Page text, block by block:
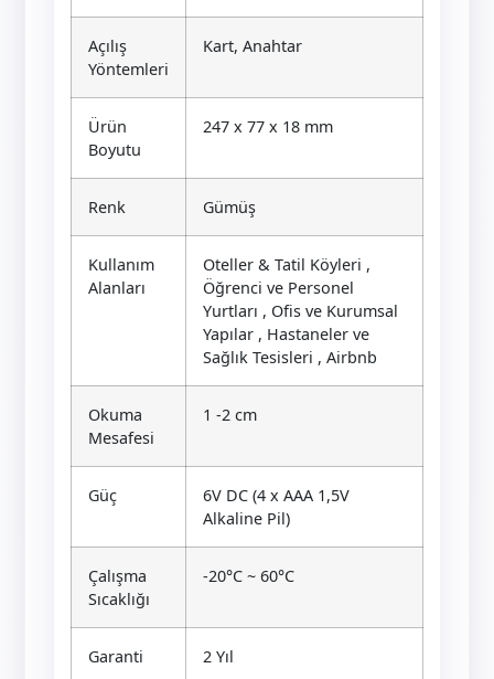
Açılış
Yöntemleri
Kart, Anahtar
Ürün
Boyutu
247 x 77 x 18 mm
Renk Gümüş
Kullanım
Alanları
Oteller & Tatil Köyleri ,
Öğrenci ve Personel
Yurtları , Ofis ve Kurumsal
Yapılar , Hastaneler ve
Sağlık Tesisleri , Airbnb
Okuma
Mesafesi
1 -2 cm
Güç
6V DC (4 x AAA 1,5V
Alkaline Pil)
Çalışma
Sıcaklığı
-20°C ~ 60°C
Garanti 2 Yıl